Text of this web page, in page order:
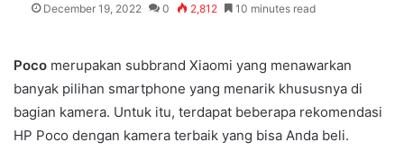
December 19, 2022 0 2,812 10 minutes read
Poco merupakan subbrand Xiaomi yang menawarkan
banyak pilihan smartphone yang menarik khususnya di
bagian kamera. Untuk itu, terdapat beberapa rekomendasi
HP Poco dengan kamera terbaik yang bisa Anda beli.